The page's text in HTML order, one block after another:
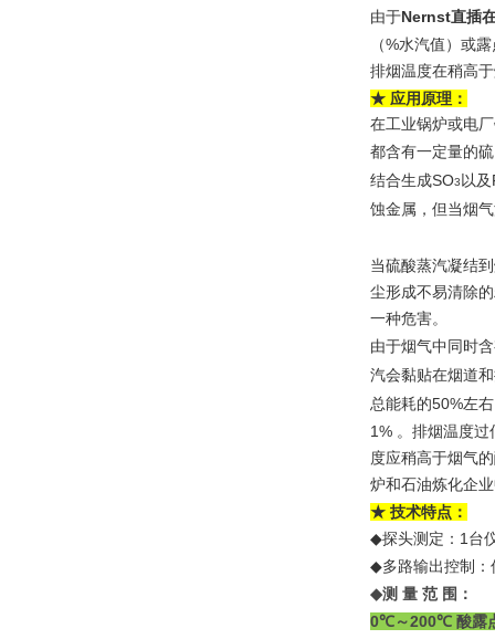
由于Nernst直插
（%水汽值）或
排烟温度在稍高
★ 应用原理：
在工业锅炉或电
都含有一定量的
结合生成SO3 以及
蚀金属，但当烟
当硫酸蒸汽凝结
尘形成不易清除
一种危害。
由于烟气中同时
汽会黏贴在烟道
总能耗的50%左
1% 。排烟温度过
度应稍高于烟气
炉和石油炼化企
★ 技术特点：
◆探头测定： 1 台
◆多路输出控制
◆测 量 范 围：
0℃ ～200℃ 酸露